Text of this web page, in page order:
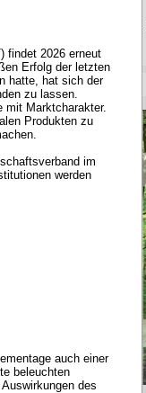
findet 2026 erneut
Erfolg der letzten
hatte, hat sich der
zu lassen.
mit Marktcharakter.
Produkten zu
im
werden
auch einer
beleuchten
des